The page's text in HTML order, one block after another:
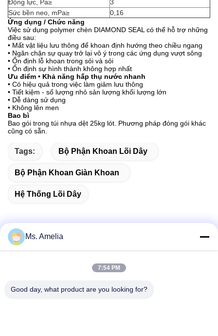
Động lực, Pa≥
3
Sức bền neo, mPa≥
0,16
Ứng dụng / Chức năng
Việc sử dụng polymer chèn DIAMOND SEAL có thể hỗ trợ những
điều sau:
• Mất vật liệu lưu thông để khoan định hướng theo chiều ngang
• Ngăn chặn sự quay trở lại vô ý trong các ứng dụng vượt sông
• Ổn định lỗ khoan trong sỏi và sỏi
• Ổn định sự hình thành không hợp nhất
Ưu điểm • Khả năng hấp thụ nước nhanh
• Có hiệu quả trong việc làm giảm lưu thông
• Tiết kiệm - số lượng nhỏ sản lượng khối lượng lớn
• Dễ dàng sử dụng
• Không lên men
Bao bì
Bao gói trong túi nhựa dệt 25kg lót. Phương pháp đóng gói khác
cũng có sẵn.
Tags: Bộ Phận Khoan Lõi Dây
Bộ Phận Khoan Giàn Khoan
Hệ Thống Lõi Dây
Không, không.122, Xizhang Road, thành phố Wuxi, tỉnh
Ms. Amelia
7:54 PM
Good day, what product are you looking for?